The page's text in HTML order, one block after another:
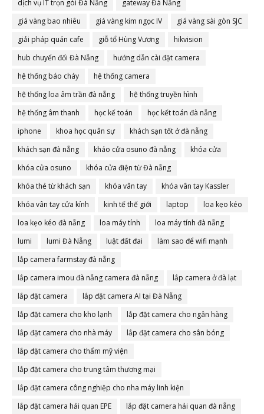
dịch vụ IT trọn gói Đà Nẵng
gateway Đà Nẵng
giá vàng bao nhiêu
giá vàng kim ngọc IV
giá vàng sài gòn SJC
giải pháp quán cafe
giỗ tổ Hùng Vương
hikvision
hub chuyển đổi Đà Nẵng
hướng dẫn cài đặt camera
hệ thống báo cháy
hệ thống camera
hệ thống loa âm trần đà nẵng
hệ thống truyền hình
hệ thống âm thanh
học kế toán
học kết toán đà nẵng
iphone
khoa học quân sự
khách sạn tốt ở đà nẵng
khách sạn đà nẵng
kháo cửa osuno đà nẵng
khóa cửa
khóa cửa osuno
khóa cửa điện từ Đà nẵng
khóa thẻ từ khách sạn
khóa vân tay
khóa vân tay Kassler
khóa vân tay cửa kính
kinh tế thế giới laptop
loa kẹo kéo
loa kẹo kéo đà nẵng
loa máy tính
loa máy tính đà nẵng
lumi
lumi Đà Nẵng luật đất đai
làm sao để wifi mạnh
lắp camera farmstay đà nẵng
lắp camera imou đà nẵng camera đà nẵng
lắp camera ở đà lạt
lắp đặt camera
lắp đặt camera AI tại Đà Nẵng
lắp đặt camera cho kho lạnh
lắp đặt camera cho ngân hàng
lắp đặt camera cho nhà máy
lắp đặt camera cho sân bóng
lắp đặt camera cho thẩm mỹ viện
lắp đặt camera cho trung tâm thương mại
lắp đặt camera công nghiệp cho nha máy linh kiện
lắp đặt camera hải quan EPE
lắp đặt camera hải quan đà nẵng